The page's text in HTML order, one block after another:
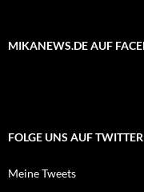
MIKANEWS.DE AUF
FOLGE UNS AUF TWITTER
Meine Tweets